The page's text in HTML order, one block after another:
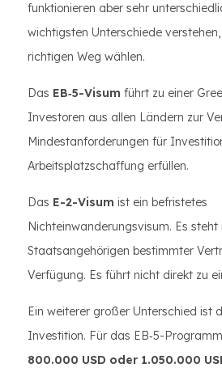
funktionieren aber sehr
wichtigsten Unterschiede verstehen,
richtigen Weg wählen.
Das EB‑5-Visum führt zu einer
Investoren aus allen Ländern zur
Mindestanforderungen für
Arbeitsplatzschaffung erfüllen.
Das E-2-Visum ist ein befristetes
Nichteinwanderungsvisum. Es steht
Staatsangehörigen bestimmter
Verfügung. Es führt nicht direkt zu
Ein weiterer großer Unterschied ist
Investition. Für das EB‑5-
800.000 USD oder 1.050.000